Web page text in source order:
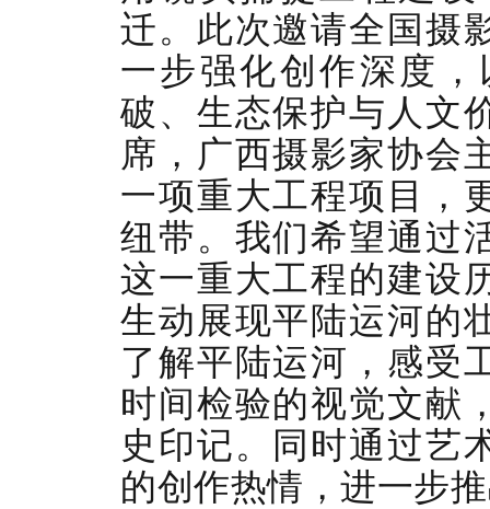
迁。此次邀请全国摄
一步强化创作深度
破、生态保护与人文
席，广西摄影家协会
一项重大工程项目，
纽带。我们希望通过
这一重大工程的建设
生动展现平陆运河的
了解平陆运河，感受
时间检验的视觉文献
史印记。同时通过艺
的创作热情，进一步